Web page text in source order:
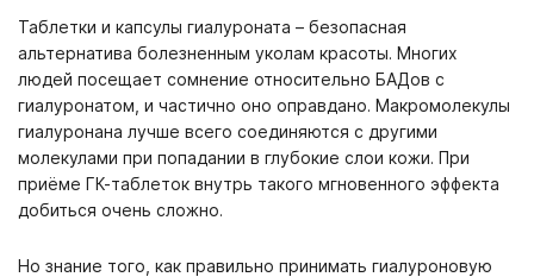
Таблетки и капсулы гиалуроната – безопасная
альтернатива болезненным уколам красоты. Многих
людей посещает сомнение относительно БАДов с
гиалуронатом, и частично оно оправдано. Макромолекулы
гиалуронана лучше всего соединяются с другими
молекулами при попадании в глубокие слои кожи. При
приёме ГК-таблеток внутрь такого мгновенного эффекта
добиться очень сложно.
Но знание того, как правильно принимать гиалуроновую